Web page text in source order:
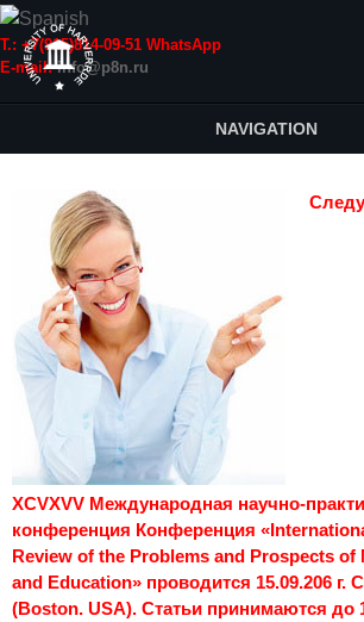
Т.: +7(915)814-09-51 WhatsApp
E-mail:info@p8n.ru
NAVIGATION
XCVXVV Международная научно-
конференция Конференция
Review of the Problems and Prospects of
and Education» проводится 15.09.206
(Boston. USA). Статьи принимаются до